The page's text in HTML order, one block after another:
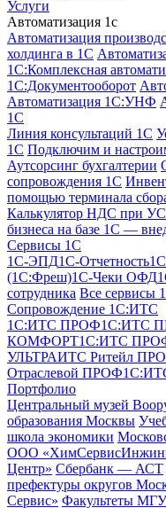
Услуги
Автоматизация 1с
Автоматизация
холдинга в 1С
1С:Комплексная
1С:Документооборот
Автоматизация 1С:УНФ
1С
Линия консультаций 1С
1С Подключим и
Аутсорсинг бухгалтерии
сопровождения 1С
помощью терминала
Калькулятор НДС при
бизнеса на базе 1С —
Сервисы 1С
1С-ЭПД1C-Отчетность
(1С:Фреш)1С-Чеки ОФД
сотрудника Все сервисы
Сопровождение 1С:ИТС
1С:ИТС ПРОФ1С:ИТС
КОМФОРТ1С:ИТС
УЛЬТРАИТС Ритейл
Отраслевой ПРОФ
Портфолио
Центральный музей
образования Москвы
школа экономики
ООО
Центр» Сбербанк — АСТ
префектуры округов
Сервис» Факультеты